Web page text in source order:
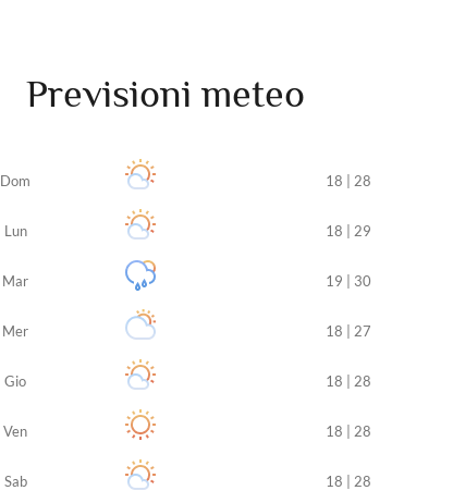
Previsioni meteo
Dom 18 | 28
Lun 18 | 29
Mar 19 | 30
Mer 18 | 27
Gio 18 | 28
Ven 18 | 28
Sab 18 | 28